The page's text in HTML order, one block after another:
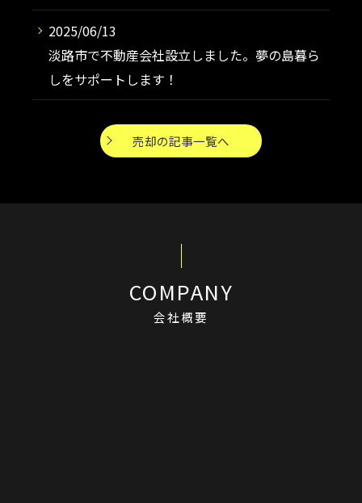
2025/06/13
淡路市で不動産会社設立しました。夢の島暮ら
しをサポートします！
売却の記事一覧へ
会社概要
COMPANY